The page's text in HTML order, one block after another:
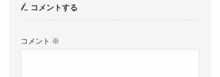
コメントする
コメント ※